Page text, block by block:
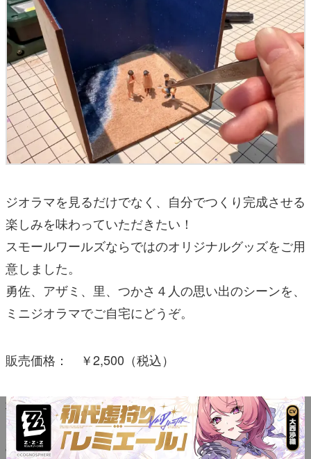
ジオラマを見るだけでなく、自分でつくり完成させる
楽しみを味わっていただきたい！
スモールワールズならではのオリジナルグッズをご用
意しました。
勇佐、アザミ、里、つかさ４人の思い出のシーンを、
ミニジオラマでご自宅にどうぞ。
販売価格： ￥2,500（税込）
場所：1階ミュージアムショップ
8. スモールワールズ限定♪「パラノマサイト FILE38